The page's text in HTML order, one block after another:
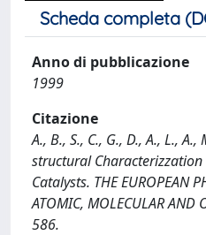
Scheda completa
Anno di pubblicazione
1999
Citazione
A., B., S., C., G., D., A., L.,
structural Characterizzation
Catalysts. THE EUROPEAN
ATOMIC, MOLECULAR AND
586.